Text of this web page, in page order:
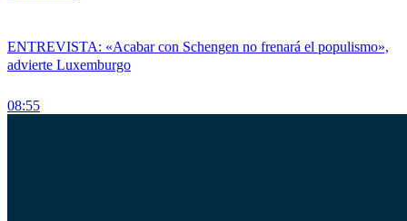
ENTREVISTA: «Acabar con Schengen no frenará el populismo»,
advierte Luxemburgo
08:55